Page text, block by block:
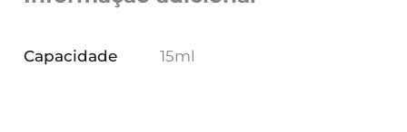
Capacidade 15ml